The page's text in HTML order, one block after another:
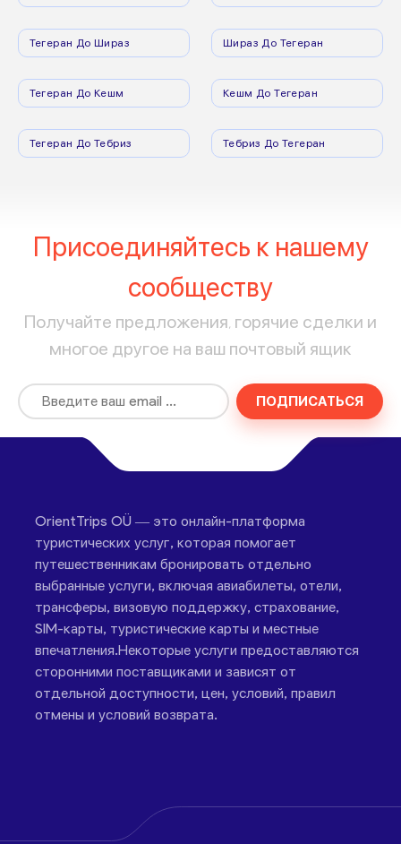
Тегеран До Шираз Шираз До Тегеран
Тегеран До Кешм Кешм До Тегеран
Тегеран До Тебриз Тебриз До Тегеран
Присоединяйтесь к нашему
сообществу
Получайте предложения, горячие сделки и
многое другое на ваш почтовый ящик
ПОДПИСАТЬСЯ
OrientTrips OÜ — это онлайн-платформа
туристических услуг, которая помогает
путешественникам бронировать отдельно
выбранные услуги, включая авиабилеты, отели,
трансферы, визовую поддержку, страхование,
SIM-карты, туристические карты и местные
впечатления.Некоторые услуги предоставляются
сторонними поставщиками и зависят от
отдельной доступности, цен, условий, правил
отмены и условий возврата.